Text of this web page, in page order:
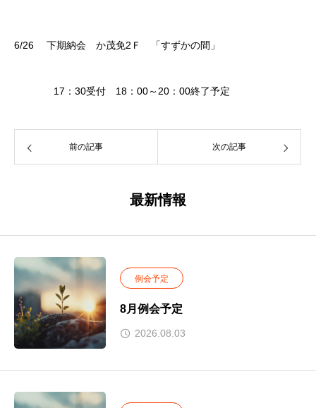
6/26 下期納会 か茂免2 Ｆ 「すずかの間」
17：30受付 18：00～20：00終了予定
前の記事 次の記事
最新情報
例会予定
8月例会予定
2026.08.03